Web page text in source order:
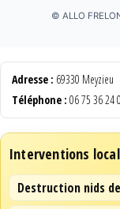
© ALLO
Adresse : 69330 Meyzieu
Téléphone : 06 75 36 24
Interventions
Destruction nids